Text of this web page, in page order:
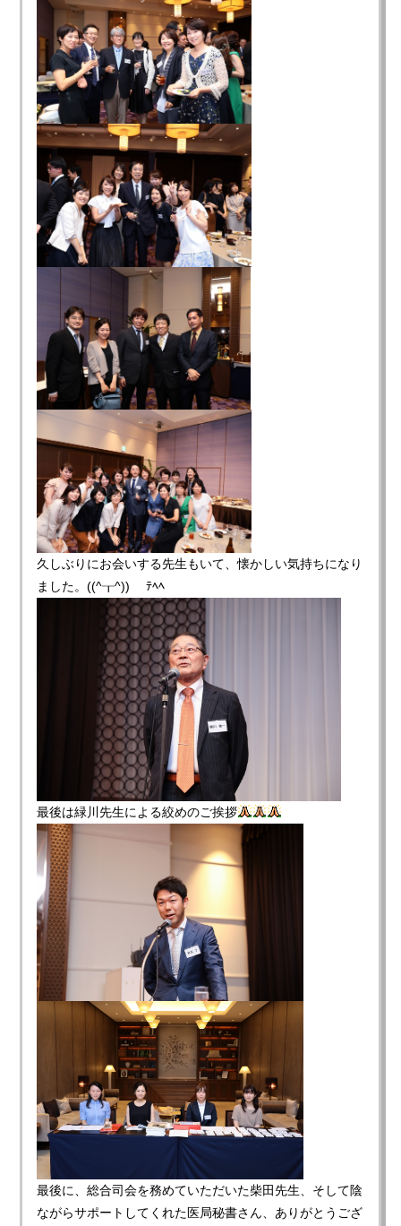
久しぶりにお会いする先生もいて、懐かしい気持ちになり
ました。((^┰^))ゞ ﾃﾍﾍ
最後は緑川先生による絞めのご挨拶
最後に、総合司会を務めていただいた柴田先生、そして陰
ながらサポートしてくれた医局秘書さん、ありがとうござ